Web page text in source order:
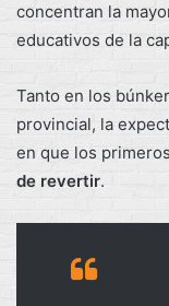
concentran la
educativos de la
Tanto en los
provincial, la
en que los
de revertir.